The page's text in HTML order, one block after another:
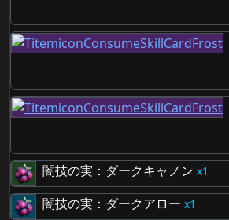
闇技の実：ダークキャノン
1
闇技の実：ダークアロー
1